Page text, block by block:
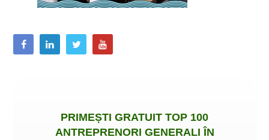
PRIMEȘTI GRATUIT TOP 100
ANTREPRENORI GENERALI ÎN